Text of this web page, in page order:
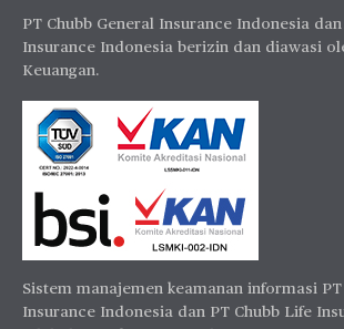
PT Chubb General Insurance Indonesia
Insurance Indonesia berizin dan diawasi
Keuangan.
Sistem manajemen keamanan informasi PT
Insurance Indonesia dan PT Chubb Life